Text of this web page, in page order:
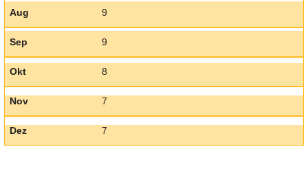
Aug 9
Sep 9
Okt 8
Nov 7
Dez 7